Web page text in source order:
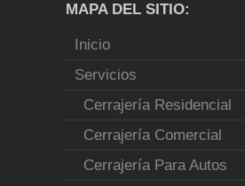
MAPA DEL SITIO:
Inicio
Servicios
Cerrajería Residencial
Cerrajería Comercial
Cerrajería Para Autos